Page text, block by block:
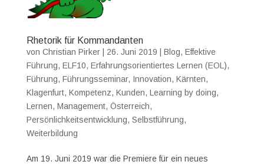
Rhetorik für Kommandanten
von Christian Pirker| 26. Juni 2019 Blog, Effektive
Führung, ELF10, Erfahrungsorientiertes Lernen (EOL),
Führung, Führungsseminar, Innovation, Kärnten,
Klagenfurt, Kompetenz, Kunden, Learning by doing,
Lernen, Management, Österreich,
Persönlichkeitsentwicklung, Selbstführung,
Weiterbildung
Am 19. Juni 2019 war die Premiere für ein neues